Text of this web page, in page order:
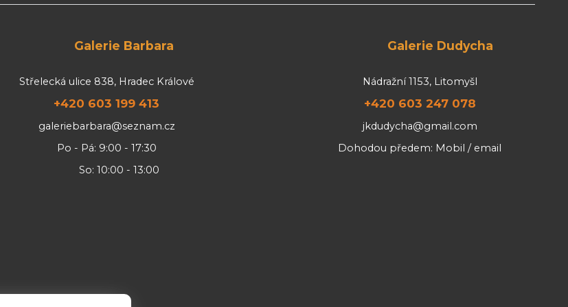
Galerie Barbara
Střelecká ulice 838, Hradec Králové
+420 603 199 413
galeriebarbara@seznam.cz
Po - Pá: 9:00 - 17:30
So: 10:00 - 13:00
Galerie Dudycha
Nádražní 1153, Litomyšl
+420 603 247 078
jkdudycha@gmail.com
Dohodou předem: Mobil / email